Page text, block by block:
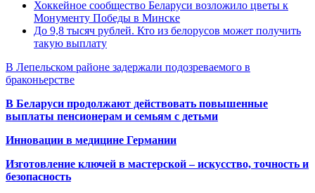
Хоккейное сообщество Беларуси возложило цветы к
Монументу Победы в Минске
До 9,8 тысяч рублей. Кто из белорусов может получить
такую выплату
В Лепельском районе задержали подозреваемого в
браконьерстве
В Беларуси продолжают действовать повышенные
выплаты пенсионерам и семьям с детьми
Инновации в медицине Германии
Изготовление ключей в мастерской – искусство, точность и
безопасность